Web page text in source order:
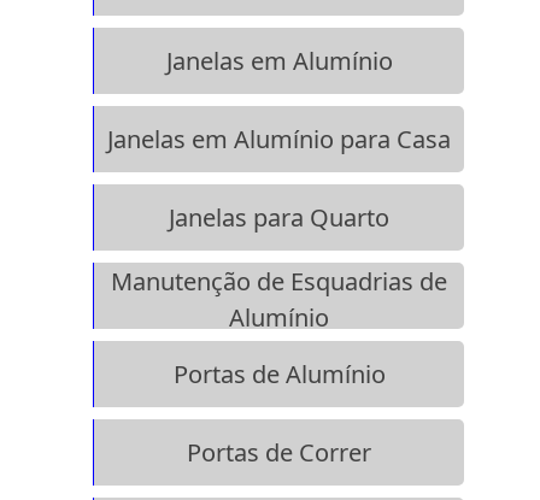
Janelas em Alumínio
Janelas em Alumínio para Casa
Janelas para Quarto
Manutenção de Esquadrias de
Alumínio
Portas de Alumínio
Portas de Correr